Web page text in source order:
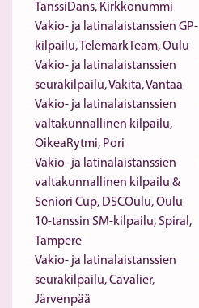
TanssiDans, Kirkkonummi
Vakio- ja latinalaistanssien GP-
kilpailu, TelemarkTeam, Oulu
Vakio- ja latinalaistanssien
seurakilpailu, Vakita, Vantaa
Vakio- ja latinalaistanssien
valtakunnallinen kilpailu,
OikeaRytmi, Pori
Vakio- ja latinalaistanssien
valtakunnallinen kilpailu &
Seniori Cup, DSCOulu, Oulu
10-tanssin SM-kilpailu, Spiral,
Tampere
Vakio- ja latinalaistanssien
seurakilpailu, Cavalier,
Järvenpää